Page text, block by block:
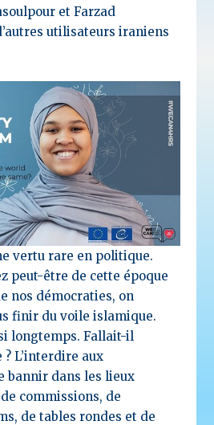
et Farzad
utilisateurs iraniens
vertu rare en politique.
peut-être de cette époque
nos démocraties, on
finir du voile islamique.
si longtemps. Fallait-il
? L’interdire aux
bannir dans les lieux
commissions, de
de tables rondes et de